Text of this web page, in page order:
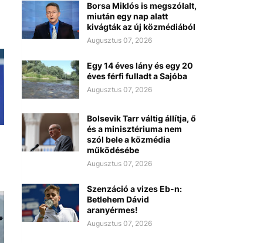
Borsa Miklós is megszólalt,
miután egy nap alatt
kivágták az új közmédiából
Augusztus 07, 2026
Egy 14 éves lány és egy 20
éves férfi fulladt a Sajóba
Augusztus 07, 2026
Bolsevik Tarr váltig állítja, ő
és a minisztériuma nem
szól bele a közmédia
működésébe
Augusztus 07, 2026
Szenzáció a vizes Eb-n:
Betlehem Dávid
aranyérmes!
Augusztus 07, 2026